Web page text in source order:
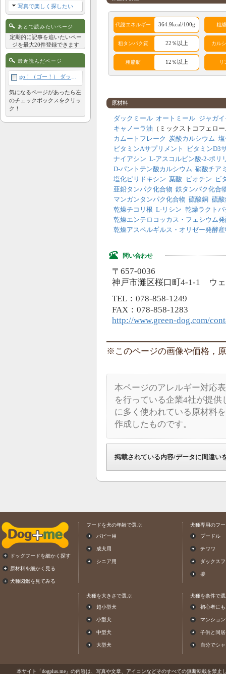
代謝エネルギー 364.9kcal/100g 粗
粗タンパク質 22％以上 カル
粗脂肪 12％以上 リ
鶏
サケ 酵母 肉類 卵
穀類 コーン 大豆
植物性
タンパ
ク
原材料
ダックミール オートミール ジャガ
キャノーラ油 （ミックストコフェロ
カムートフレーク 炭酸カルシウム
ビタミンAサプリメント
ビタミンD3
ナイアシン L-アスコルビン酸-2-ポリ
D-パントテン酸カルシウム 硝酸チア
塩化ピリドキシン 葉酸 ビオチン
ビ
亜鉛タンパク化合物 鉄タンパク化合
マンガンタンパク化合物 硫酸銅
硫酸
乾燥チコリ根 L-リシン 乾燥ラクト
乾燥エンテロコッカス・フェシウム
乾燥アスペルギルス・オリゼー発酵
問い合わせ
〒657-0036
神戸市灘区桜口町4-1-1 ウ
TEL：078-858-1249
FAX：078-858-1283
http://www.green-dog.com/
このページの画像や価格，
本ページのアレルギー対応
を行っている企業4社が提
に多く使われている原材料
作成したものです。
掲載されている内容/データに間違い
写真で楽しく探したい
あとで読みたいページ
定期的に記事を追いたいペー
ジを最大20件登録できます
最近読んだページ
気になるページがあったら左
のチェックボックスをクリッ
ク！
ドッグフードを細かく探す
原材料を細かく見る
犬種図鑑を見てみる
フードを犬の年齢で選ぶ
パピー用
成犬用
シニア用
犬種専用のフ
プードル
チワワ
ダックス
柴
犬種を大きさで選ぶ
超小型犬
小型犬
中型犬
大型犬
犬種を条件で
初心者に
マンショ
子供と同
自分でシ
本サイト「dogplus.me」の内容は、写真や文章、アイコンなどそのすべての無断転載を禁